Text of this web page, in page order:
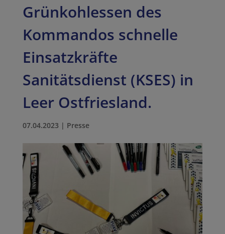
Grünkohlessen des
Kommandos schnelle
Einsatzkräfte
Sanitätsdienst (KSES) in
Leer Ostfriesland.
07.04.2023 | Presse